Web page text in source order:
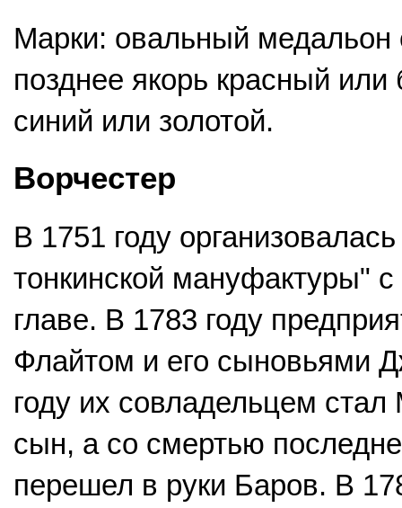
Марки: овальный
позднее якорь красный
синий или золотой.
Ворчестер
В 1751 году
тонкинской мануфактуры"
главе. В 1783 году
Флайтом и его сыновьями
году их совладельцем
сын, а со смертью
перешел в руки Баров. В